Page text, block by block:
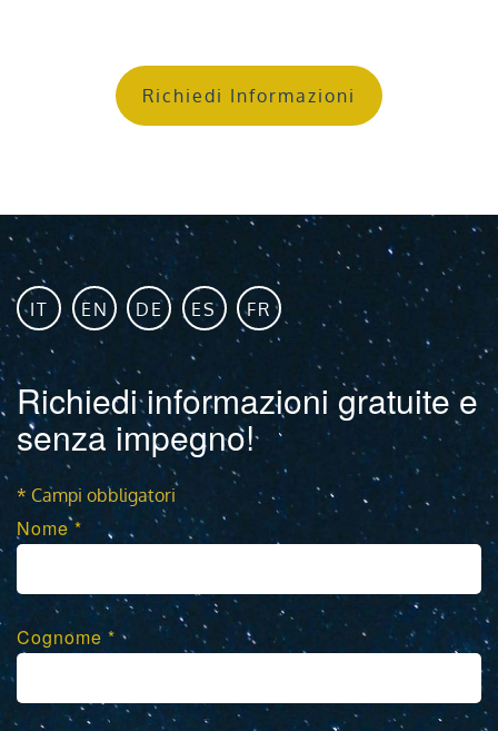
Richiedi Informazioni
IT EN DE ES FR
Richiedi informazioni gratuite e
senza impegno!
* Campi obbligatori
Nome *
Cognome *